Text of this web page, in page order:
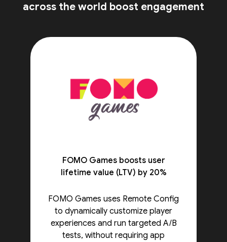
across the world boost engagement
FOMO Games boosts user
lifetime value (LTV) by 20%
FOMO Games uses Remote Config
to dynamically customize player
experiences and run targeted A/B
tests, without requiring app